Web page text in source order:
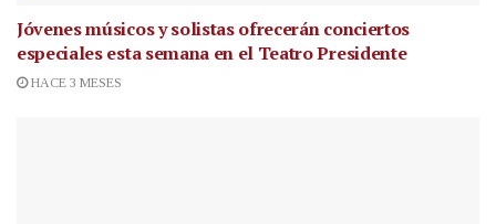
Jóvenes músicos y solistas ofrecerán conciertos
especiales esta semana en el Teatro Presidente
HACE 3 MESES